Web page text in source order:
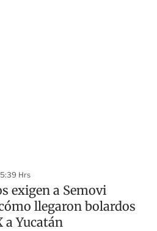
Hrs
exigen a Semovi
llegaron bolardos
a Yucatán